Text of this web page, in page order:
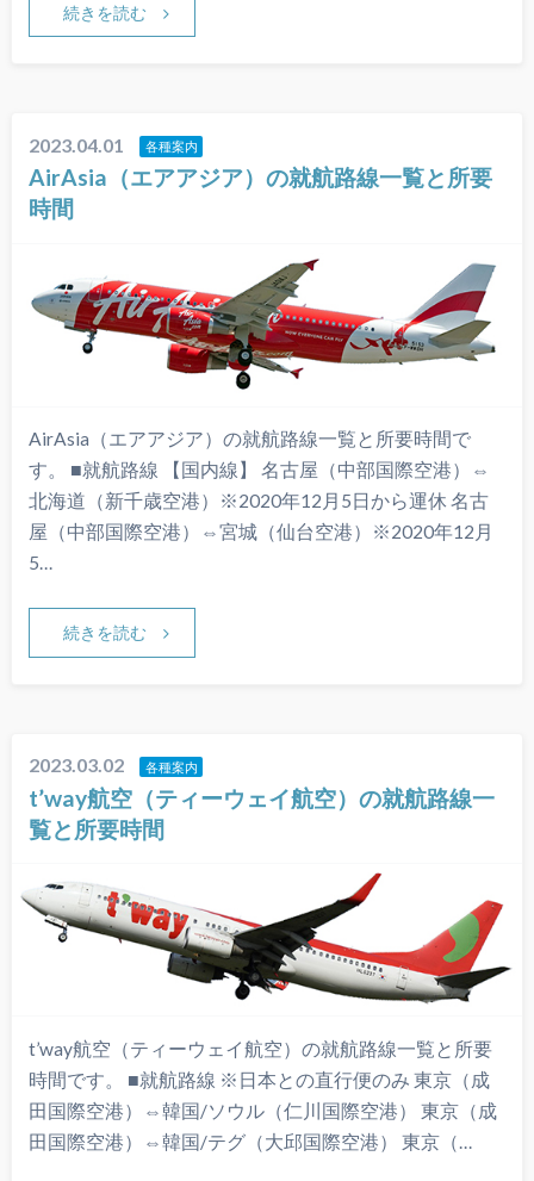
続きを読む
2023.04.01 各種案内
AirAsia（エアアジア）の就航路線一覧と所要
時間
AirAsia（エアアジア）の就航路線一覧と所要時間で
す。 ■就航路線 【国内線】 名古屋（中部国際空港）⇔
北海道（新千歳空港）※2020年12月5日から運休 名古
屋（中部国際空港）⇔宮城（仙台空港）※2020年12月
5…
続きを読む
2023.03.02 各種案内
t’way航空（ティーウェイ航空）の就航路線一
覧と所要時間
t’way航空（ティーウェイ航空）の就航路線一覧と所要
時間です。 ■就航路線 ※日本との直行便のみ 東京（成
田国際空港）⇔韓国/ソウル（仁川国際空港） 東京（成
田国際空港）⇔韓国/テグ（大邱国際空港） 東京（…